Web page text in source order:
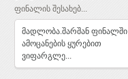
ფინალის შესახებ...
მადლობა.შარშან ფინალში
ამოცანების ყურებით
ვიფარგლე...